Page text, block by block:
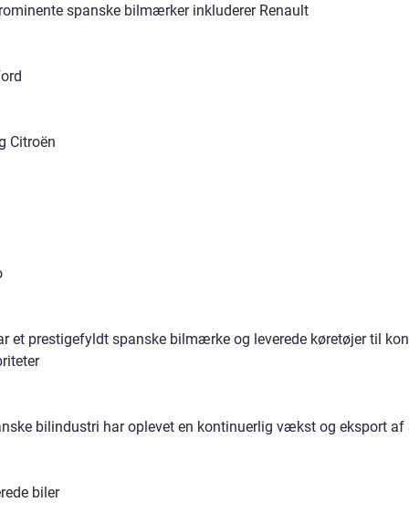
spanske bilmærker inkluderer Renault
Citroën
et prestigefyldt spanske bilmærke og leverede køretøjer til
bilindustri har oplevet en kontinuerlig vækst og eksport af
biler